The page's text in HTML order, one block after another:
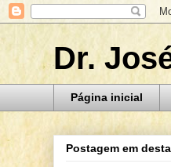
Dr.
Página inicial
Postagem em